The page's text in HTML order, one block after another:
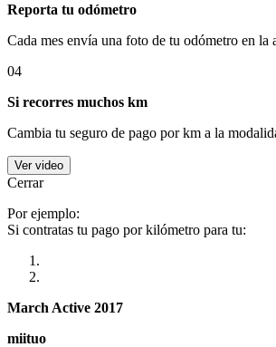
Reporta tu odómetro
Cada mes envía una foto de tu odómetro en la
04
Si recorres muchos km
Cambia tu seguro de pago por km a la
Ver video
Cerrar
Por ejemplo:
Si contratas tu pago por kilómetro para tu:
March Active 2017
miituo